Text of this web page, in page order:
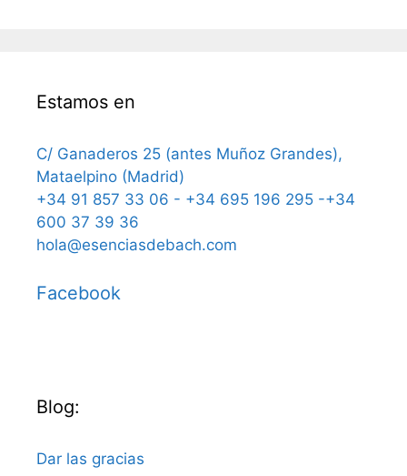
Estamos en
C/ Ganaderos 25 (antes Muñoz Grandes),
Mataelpino (Madrid)
+34 91 857 33 06 - +34 695 196 295 -+34
600 37 39 36
hola@esenciasdebach.com
Facebook
Blog:
Dar las gracias